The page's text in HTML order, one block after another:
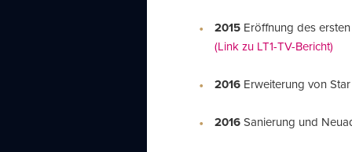
2015 Eröffnung des
(Link zu LT1-TV-Bericht)
2016 Erweiterung von
2016Sanierung und